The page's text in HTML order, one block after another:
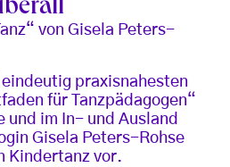
von Gisela Peters-
eindeutig praxisnahesten
für Tanzpädagogen“
und im In- und Ausland
Gisela Peters-Rohse
Kindertanz vor.